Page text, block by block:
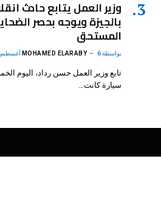
وزير العمل يتابع حادث
بالجيزة ويوجه بحصر
المستحق
بواسطة MOHAMED ELARABY 6 أغسطس، 2026
تابع وزير العمل حسن رداد، اليوم
سيارة كانت…